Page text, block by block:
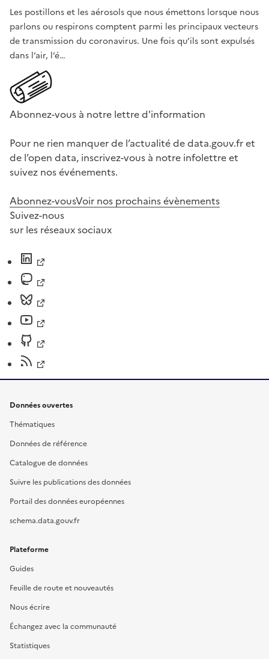
Les postillons et les aérosols que nous émettons lorsque nous
parlons ou respirons comptent parmi les principaux vecteurs
de transmission du coronavirus. Une fois qu’ils sont expulsés
dans l’air, l’é…
Abonnez-vous à notre lettre d'information
Pour ne rien manquer de l’actualité de data.gouv.fr et
de l’open data, inscrivez-vous à notre infolettre et
suivez nos événements.
Abonnez-vousVoir nos prochains évènements
Suivez-nous
sur les réseaux sociaux
Données ouvertes
Thématiques
Données de référence
Catalogue de données
Suivre les publications des données
Portail des données européennes
schema.data.gouv.fr
Plateforme
Guides
Feuille de route et nouveautés
Nous écrire
Échangez avec la communauté
Statistiques